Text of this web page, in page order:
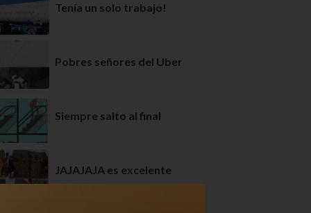
Tenía un solo trabajo!
Pobres señores del Uber
Siempre salto al final
JAJAJAJA es excelente